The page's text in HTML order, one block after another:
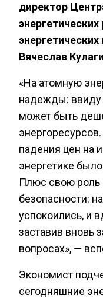
директор
Вячеслав
«На атомную
надежды: ввиду
может быть
падения цен на
энергетике
Плюс свою роль
безопасности:
успокоились, и
заставив вновь
вопросах», —
Экономист
сегодняшние